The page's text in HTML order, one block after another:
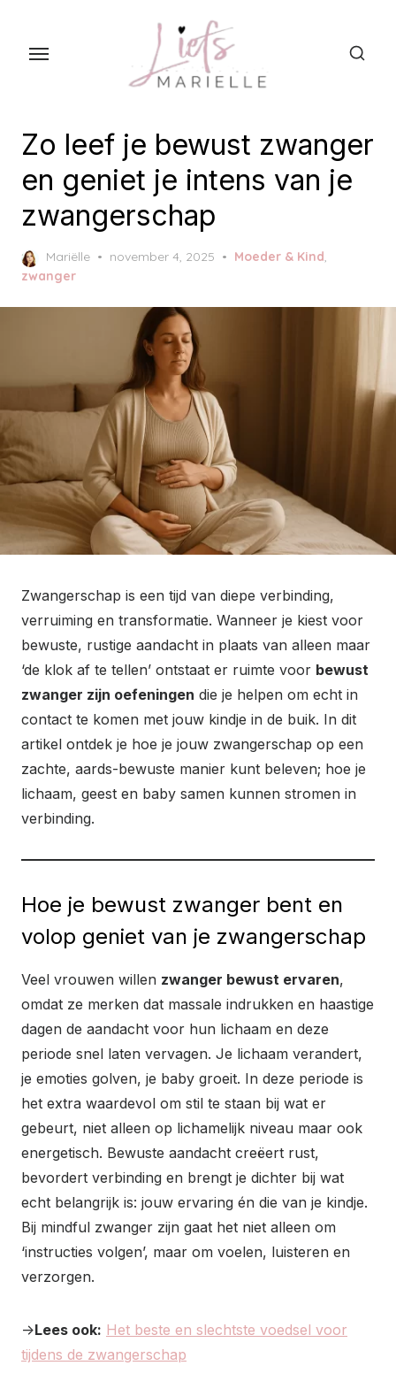
t
t
Zo leef je bewust zwanger
en geniet je intens van je
zwangerschap
Mariëlle
P
t
n
november 4, 2025 Moeder & Kind,
zwanger
Zwangerschap is een tijd van diepe verbinding,
verruiming en transformatie. Wanneer je kiest voor
bewuste, rustige aandacht in plaats van alleen maar
‘de klok af te tellen’ ontstaat er ruimte voor bewust
zwanger zijn oefeningen die je helpen om echt in
contact te komen met jouw kindje in de buik. In dit
artikel ontdek je hoe je jouw zwangerschap op een
zachte, aards-bewuste manier kunt beleven; hoe je
lichaam, geest en baby samen kunnen stromen in
verbinding.
Hoe je bewust zwanger bent en
volop geniet van je zwangerschap
Veel vrouwen willen zwanger bewust ervaren,
omdat ze merken dat massale indrukken en haastige
dagen de aandacht voor hun lichaam en deze
periode snel laten vervagen. Je lichaam verandert,
je emoties golven, je baby groeit. In deze periode is
het extra waardevol om stil te staan bij wat er
gebeurt, niet alleen op lichamelijk niveau maar ook
energetisch. Bewuste aandacht creëert rust,
bevordert verbinding en brengt je dichter bij wat
echt belangrijk is: jouw ervaring én die van je kindje.
Bij mindful zwanger zijn gaat het niet alleen om
‘instructies volgen’, maar om voelen, luisteren en
verzorgen.
->Lees ook: Het beste en slechtste voedsel voor
tijdens de zwangerschap